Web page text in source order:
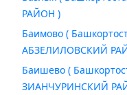
РАЙОН )
Баимово (
АБЗЕЛИЛОВСКИЙ
Баишево (
ЗИАНЧУРИНСКИЙ